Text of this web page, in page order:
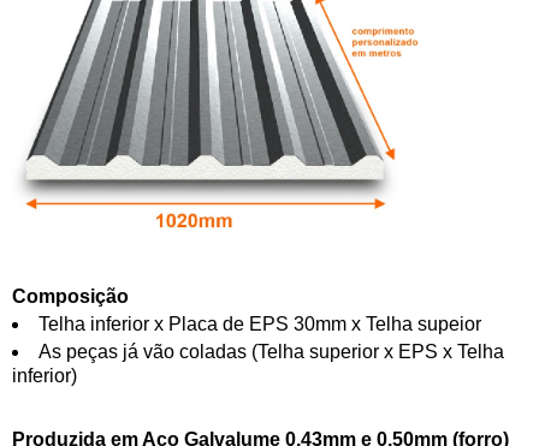
Composição
Telha inferior x Placa de EPS 30mm x Telha supeior
As peças já vão coladas (Telha superior x EPS x Telha
inferior)
Produzida em Aço Galvalume 0,43mm e 0,50mm (forro)